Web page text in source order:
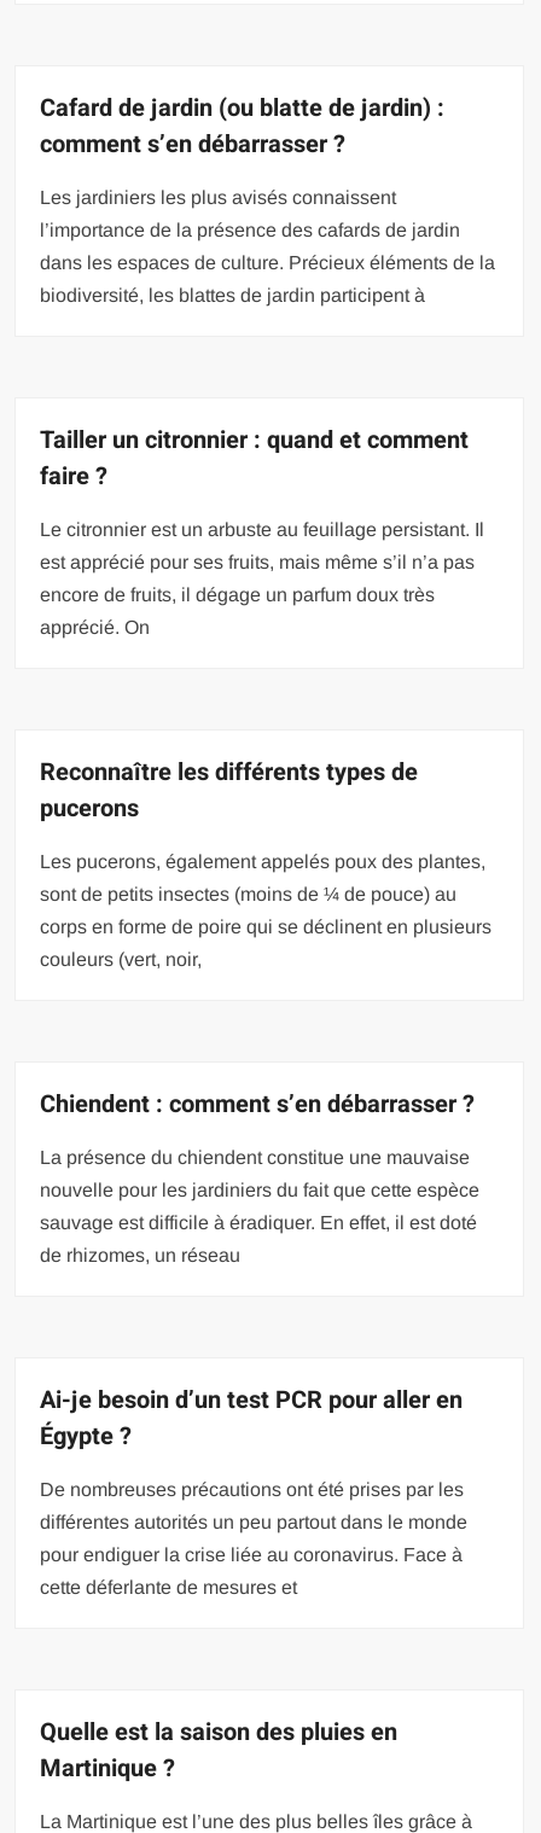
Cafard de jardin (ou blatte de jardin) :
comment s’en débarrasser ?
Les jardiniers les plus avisés connaissent
l’importance de la présence des cafards de jardin
dans les espaces de culture. Précieux éléments de la
biodiversité, les blattes de jardin participent à
Tailler un citronnier : quand et comment
faire ?
Le citronnier est un arbuste au feuillage persistant. Il
est apprécié pour ses fruits, mais même s’il n’a pas
encore de fruits, il dégage un parfum doux très
apprécié. On
Reconnaître les différents types de
pucerons
Les pucerons, également appelés poux des plantes,
sont de petits insectes (moins de ¼ de pouce) au
corps en forme de poire qui se déclinent en plusieurs
couleurs (vert, noir,
Chiendent : comment s’en débarrasser ?
La présence du chiendent constitue une mauvaise
nouvelle pour les jardiniers du fait que cette espèce
sauvage est difficile à éradiquer. En effet, il est doté
de rhizomes, un réseau
Ai-je besoin d’un test PCR pour aller en
Égypte ?
De nombreuses précautions ont été prises par les
différentes autorités un peu partout dans le monde
pour endiguer la crise liée au coronavirus. Face à
cette déferlante de mesures et
Quelle est la saison des pluies en
Martinique ?
La Martinique est l’une des plus belles îles grâce à